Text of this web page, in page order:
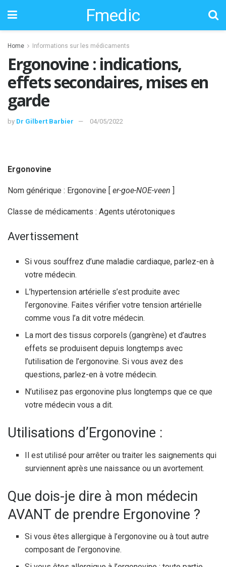
Fmedic
Home Informations sur les médicaments
Ergonovine : indications,
effets secondaires, mises en
garde
by Dr Gilbert Barbier 04/05/2022
Ergonovine
Nom générique : Ergonovine [ er-goe-NOE-veen ]
Classe de médicaments : Agents utérotoniques
Avertissement
Si vous souffrez d’une maladie cardiaque, parlez-en à
votre médecin.
L’hypertension artérielle s’est produite avec
l’ergonovine. Faites vérifier votre tension artérielle
comme vous l’a dit votre médecin.
La mort des tissus corporels (gangrène) et d’autres
effets se produisent depuis longtemps avec
l’utilisation de l’ergonovine. Si vous avez des
questions, parlez-en à votre médecin.
N’utilisez pas ergonovine plus longtemps que ce que
votre médecin vous a dit.
Utilisations d’Ergonovine :
Il est utilisé pour arrêter ou traiter les saignements qui
surviennent après une naissance ou un avortement.
Que dois-je dire à mon médecin
AVANT de prendre Ergonovine ?
Si vous êtes allergique à l’ergonovine ou à tout autre
composant de l’ergonovine.